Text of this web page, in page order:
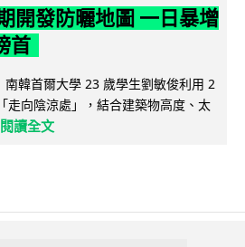
開發防曬地圖 一日暴增
首
南韓首爾大學 23 歲學生劉敏俊利用 2
走向陰涼處」，結合建築物高度、太
閱讀全文